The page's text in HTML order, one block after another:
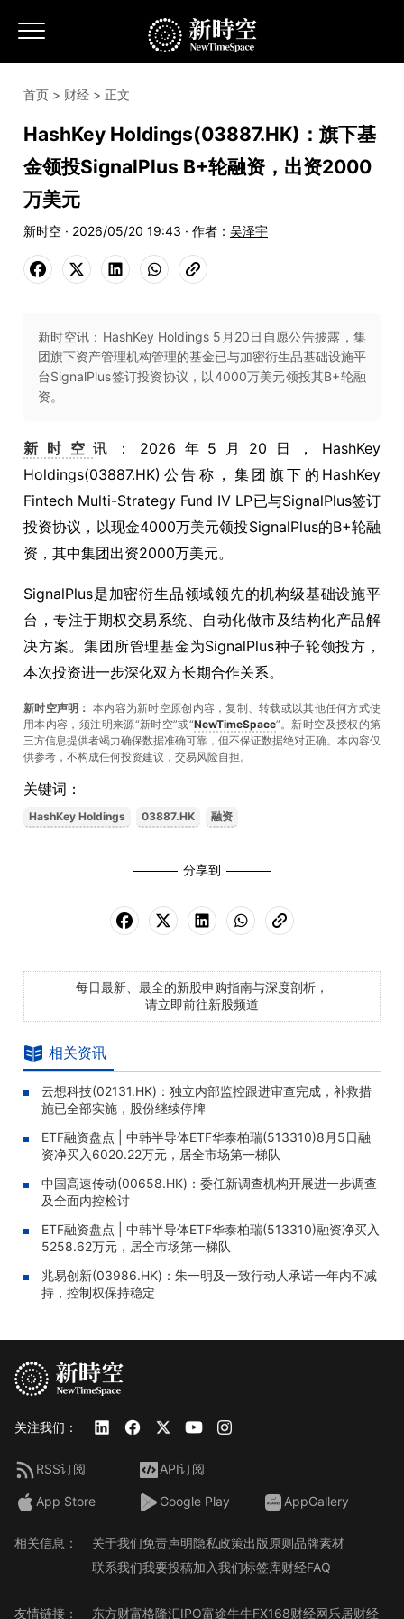
首页 > 财经 > 正文
HashKey Holdings(03887.HK)：旗下基
金领投SignalPlus B+轮融资，出资2000
万美元
新时空 · 2026/05/20 19:43 · 作者： 吴泽宇
新时空讯：HashKey Holdings 5月20日自愿公告披露，集
团旗下资产管理机构管理的基金已与加密衍生品基础设施平
台SignalPlus签订投资协议，以4000万美元领投其B+轮融
资。
新时空讯：2026年5月20日，HashKey
Holdings(03887.HK)公告称，集团旗下的HashKey
Fintech Multi-Strategy Fund IV LP已与SignalPlus签订
投资协议，以现金4000万美元领投SignalPlus的B+轮融
资，其中集团出资2000万美元。
SignalPlus是加密衍生品领域领先的机构级基础设施平
台，专注于期权交易系统、自动化做市及结构化产品解
决方案。集团所管理基金为SignalPlus种子轮领投方，
本次投资进一步深化双方长期合作关系。
新时空声明： 本内容为新时空原创内容，复制、转载或以其他任何方式使
用本内容，须注明来源“新时空”或“NewTimeSpace”。新时空及授权的第
三方信息提供者竭力确保数据准确可靠，但不保证数据绝对正确。本內容仅
供参考，不构成任何投资建议，交易风险自担。
关键词：
HashKey Holdings 03887.HK 融资
分享到
每日最新、最全的新股申购指南与深度剖析，
请立即前往新股频道
相关资讯
云想科技(02131.HK)：独立内部监控跟进审查完成，补救措
施已全部实施，股份继续停牌
ETF融资盘点 | 中韩半导体ETF华泰柏瑞(513310)8月5日融
资净买入6020.22万元，居全市场第一梯队
中国高速传动(00658.HK)：委任新调查机构开展进一步调查
及全面内控检讨
ETF融资盘点 | 中韩半导体ETF华泰柏瑞(513310)融资净买入
5258.62万元，居全市场第一梯队
兆易创新(03986.HK)：朱一明及一致行动人承诺一年内不减
持，控制权保持稳定
关注我们：
RSS订阅 API订阅
App Store Google Play AppGallery
相关信息： 关于我们免责声明隐私政策出版原则品牌素材
联系我们我要投稿加入我们标签库财经FAQ
友情链接： 东方财富格隆汇IPO富途牛牛FX168财经网乐居财经